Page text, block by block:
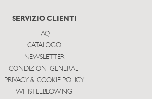
SERVIZIO CLIENTI
FAQ
CATALOGO
NEWSLETTER
CONDIZIONI GENERALI
PRIVACY & COOKIE POLICY
WHISTLEBLOWING